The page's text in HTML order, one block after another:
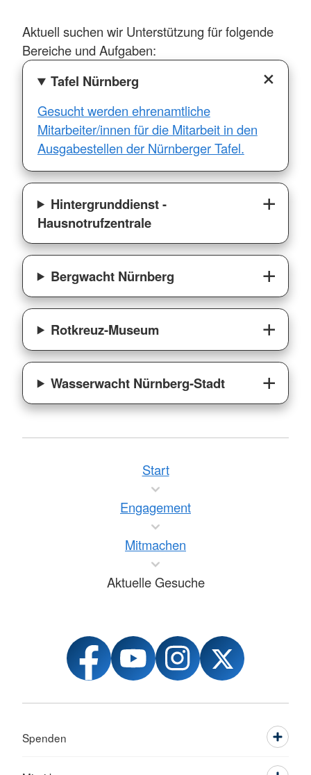
Aktuell suchen wir Unterstützung für folgende
Bereiche und Aufgaben:
Tafel Nürnberg
Gesucht werden ehrenamtliche
Mitarbeiter/innen für die Mitarbeit in den
Ausgabestellen der Nürnberger Tafel.
Hintergrunddienst -
Hausnotrufzentrale
Bergwacht Nürnberg
Rotkreuz-Museum
Wasserwacht Nürnberg-Stadt
Start
Engagement
Mitmachen
Aktuelle Gesuche
Spenden